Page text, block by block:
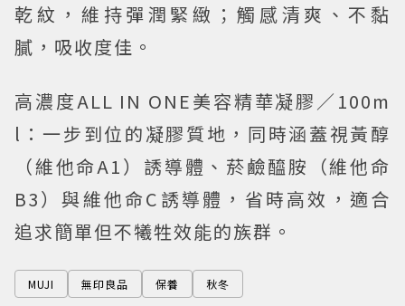
乾紋，維持彈潤緊緻；觸感清爽、不黏
膩，吸收度佳。
高濃度ALL IN ONE美容精華凝膠／100m
l：一步到位的凝膠質地，同時涵蓋視黃醇
（維他命A1）誘導體、菸鹼醯胺（維他命
B3）與維他命C誘導體，省時高效，適合
追求簡單但不犧牲效能的族群。
MUJI 無印良品 保養 秋冬